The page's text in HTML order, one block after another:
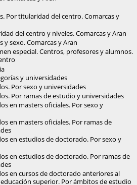
Por titularidad del centro. Comarcas y
del centro y niveles. Comarcas y Aran
y sexo. Comarcas y Aran
especial. Centros, profesores y alumnos.
y universidades
Por sexo y universidades
Por ramas de estudio y universidades
en masters oficiales. Por sexo y
en masters oficiales. Por ramas de
en estudios de doctorado. Por sexo y
en estudios de doctorado. Por ramas de
en cursos de doctorado anteriores al
superior. Por ámbitos de estudio